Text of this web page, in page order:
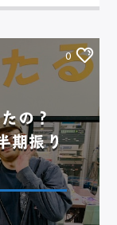
0
の？
振り